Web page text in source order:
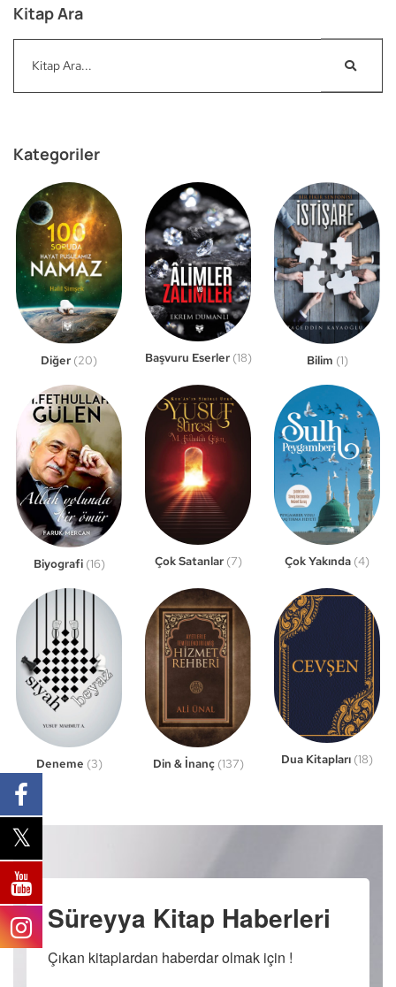
Kitap Ara
Kategoriler
Diğer (20) Başvuru Eserler (18) Bilim (1)
Biyografi (16) Çok Satanlar (7) Çok Yakında (4)
Deneme (3) Din & İnanç (137) Dua Kitapları (18)
Süreyya Kitap Haberleri
Çıkan kitaplardan haberdar olmak için !